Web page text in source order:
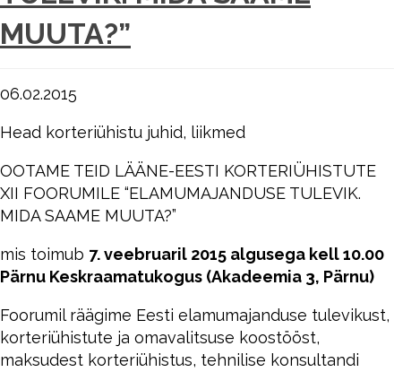
MUUTA?”
06.02.2015
Head korteriühistu juhid, liikmed
OOTAME TEID LÄÄNE-EESTI KORTERIÜHISTUTE
XII FOORUMILE “ELAMUMAJANDUSE TULEVIK.
MIDA SAAME MUUTA?”
mis toimub 7. veebruaril 2015 algusega kell 10.00
Pärnu Keskraamatukogus (Akadeemia 3, Pärnu)
Foorumil räägime Eesti elamumajanduse tulevikust,
korteriühistute ja omavalitsuse koostööst,
maksudest korteriühistus, tehnilise konsultandi